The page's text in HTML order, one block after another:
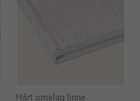
Hårt omslag linne